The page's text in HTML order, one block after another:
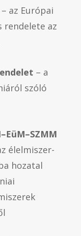
– az Európai
rendelete az
– a
szóló
élelmiszer-
hozatal